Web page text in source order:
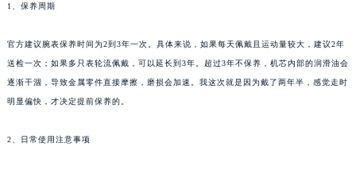
1、保养周期
官方建议腕表保养时间为2到3年一次。具体来说，如果每天佩戴且运动量较大，建议2年
送检一次；如果多只表轮流佩戴，可以延长到3年。超过3年不保养，机芯内部的润滑油会
逐渐干涸，导致金属零件直接摩擦，磨损会加速。我这次就是因为戴了两年半，感觉走时
明显偏快，才决定提前保养的。
2、日常使用注意事项